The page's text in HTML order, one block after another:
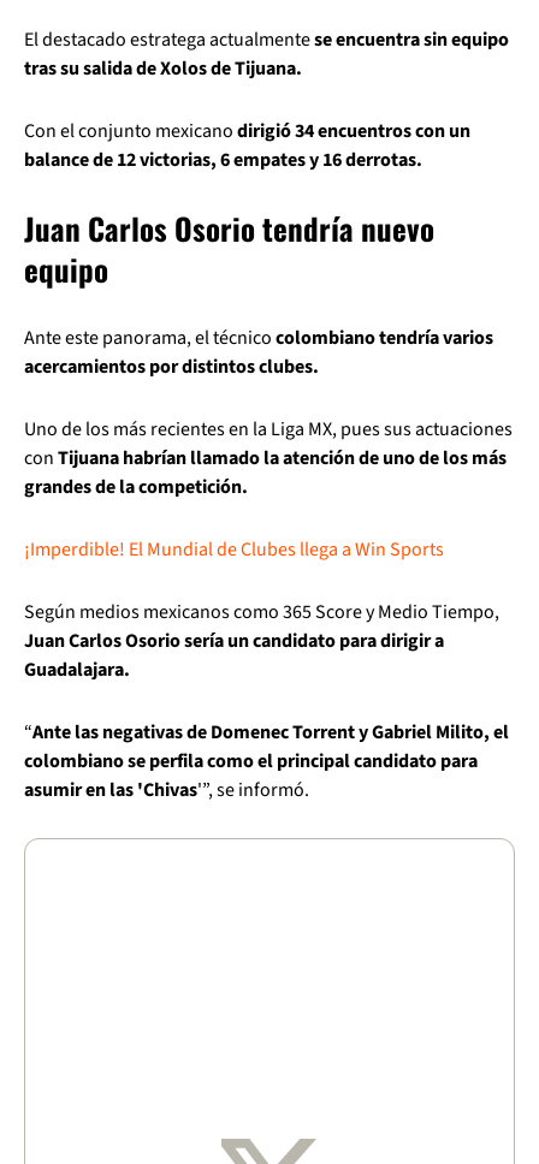
El destacado estratega actualmentese encuentra sin equipo
tras su salida de Xolos de Tijuana.
Con el conjunto mexicanodirigió 34 encuentros con un
balance de 12 victorias, 6 empates y 16 derrotas.
Juan Carlos Osorio tendría nuevo
equipo
Ante este panorama, el técnicocolombiano tendría varios
acercamientos por distintos clubes.
Uno de los más recientes en la Liga MX, pues sus actuaciones
conTijuana habrían llamado la atención de uno de los más
grandes de la competición.
¡Imperdible! El Mundial de Clubes llega a Win Sports
Según medios mexicanos como 365 Score y Medio Tiempo,
Juan Carlos Osorio sería un candidato para dirigir a
Guadalajara.
“Ante las negativas de Domenec Torrent y Gabriel Milito, el
colombiano se perfila como el principal candidato para
asumir en las 'Chivas'”, se informó.